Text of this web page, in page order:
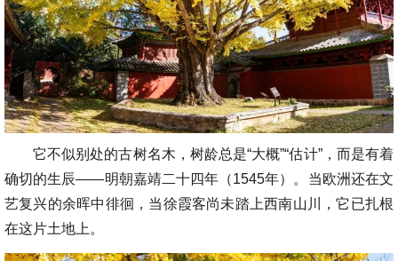
它不似别处的古树名木，树龄总是“大概”“估计”，而是有着
确切的生辰——明朝嘉靖二十四年（1545年）。当欧洲还在文
艺复兴的余晖中徘徊，当徐霞客尚未踏上西南山川，它已扎根
在这片土地上。